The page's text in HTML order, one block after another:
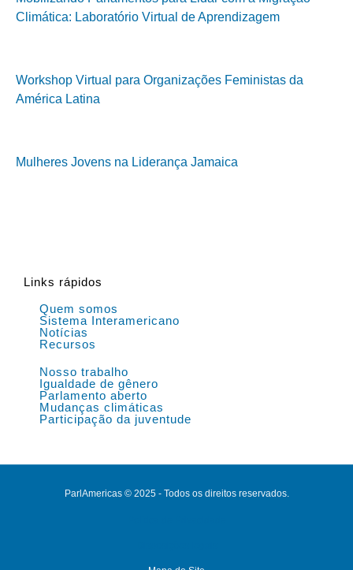
Climática: Laboratório Virtual de Aprendizagem
Workshop Virtual para Organizações Feministas da
América Latina
Mulheres Jovens na Liderança Jamaica
Links rápidos
Quem somos
Sistema Interamericano
Notícias
Recursos
Nosso trabalho
Igualdade de gênero
Parlamento aberto
Mudanças climáticas
Participação da juventude
ParlAmericas © 2025 - Todos os direitos reservados.